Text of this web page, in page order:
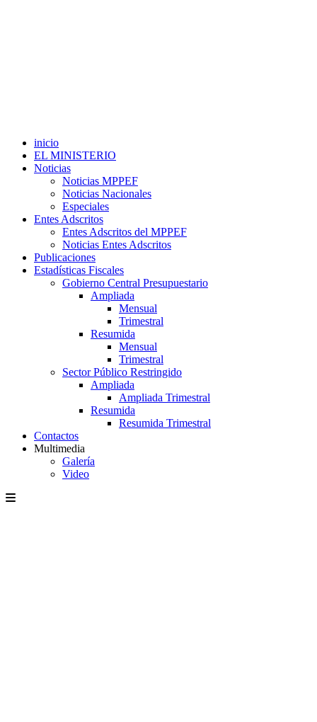
inicio
EL MINISTERIO
Noticias
Noticias MPPEF
Noticias Nacionales
Especiales
Entes Adscritos
Entes Adscritos del MPPEF
Noticias Entes Adscritos
Publicaciones
Estadísticas Fiscales
Gobierno Central Presupuestario
Ampliada
Mensual
Trimestral
Resumida
Mensual
Trimestral
Sector Público Restringido
Ampliada
Ampliada Trimestral
Resumida
Resumida Trimestral
Contactos
Multimedia
Galería
Video